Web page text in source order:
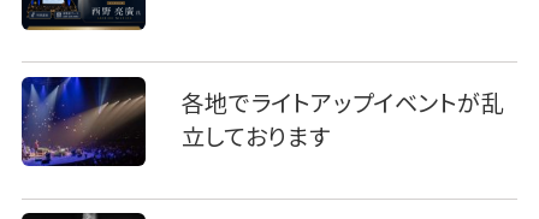
各地でライトアップイベントが乱
立しております